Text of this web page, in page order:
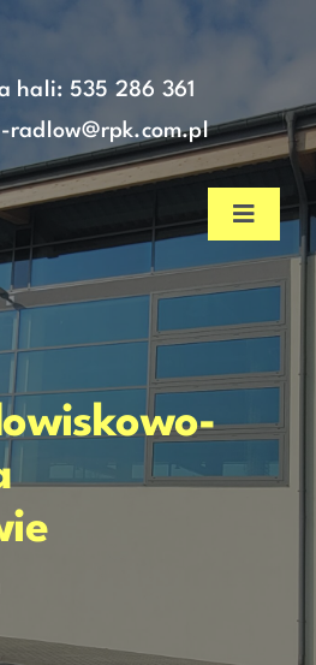
hali: 535 286 361
radlow@rpk.com.pl
Toggle
główna
hala
Cennik